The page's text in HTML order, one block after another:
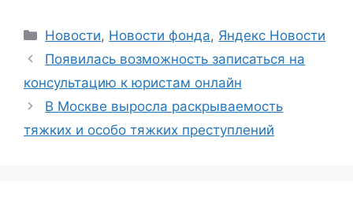
Categories
Новости, Новости фонда, Яндекс Новости
Появилась возможность записаться на
консультацию к юристам онлайн
В Москве выросла раскрываемость
тяжких и особо тяжких преступлений